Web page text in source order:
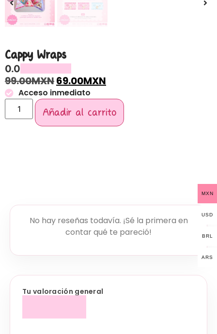
Cappy Wraps
0.0
99.00MXN69.00MXN
Acceso inmediato
Añadir al carrito
No hay reseñas todavía. ¡Sé la primera en
contar qué te pareció!
Tu valoración general
MXN
USD
BRL
ARS